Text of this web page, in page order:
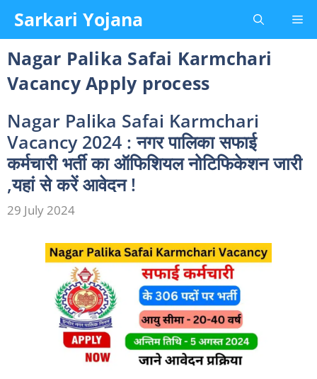
content
Sarkari Yojana
Nagar Palika Safai Karmchari
Vacancy Apply process
Nagar Palika Safai Karmchari
Vacancy 2024 : नगर पालिका सफाई
कर्मचारी भर्ती का ऑफिशियल नोटिफिकेशन जारी
,यहां से करें आवेदन !
29 July 2024